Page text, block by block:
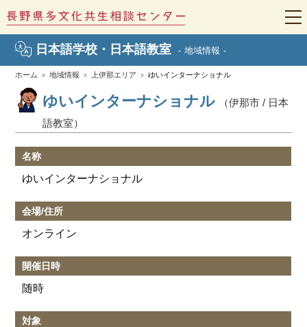
t
日本語学校・日本語教室 地域情報
ホーム 地域情報 上伊那エリア ゆいインターナショナル
ゆいインターナショナル
（伊那市 / 日本
語教室）
名称
ゆいインターナショナル
会場/住所
オンライン
開催日時
随時
対象